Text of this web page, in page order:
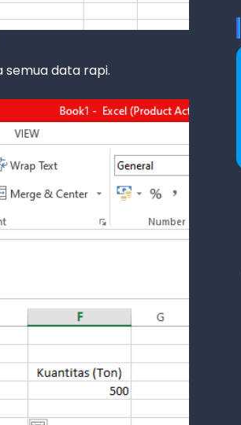
semua data rapi.